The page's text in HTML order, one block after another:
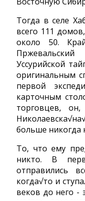
Тогда в селе
всего 111
около 50.
Уссурийской
оригинальным
первой
карточным
торговцев,
больше никогда
То, что ему
никто. В
отправились
когда√то и
веков до него